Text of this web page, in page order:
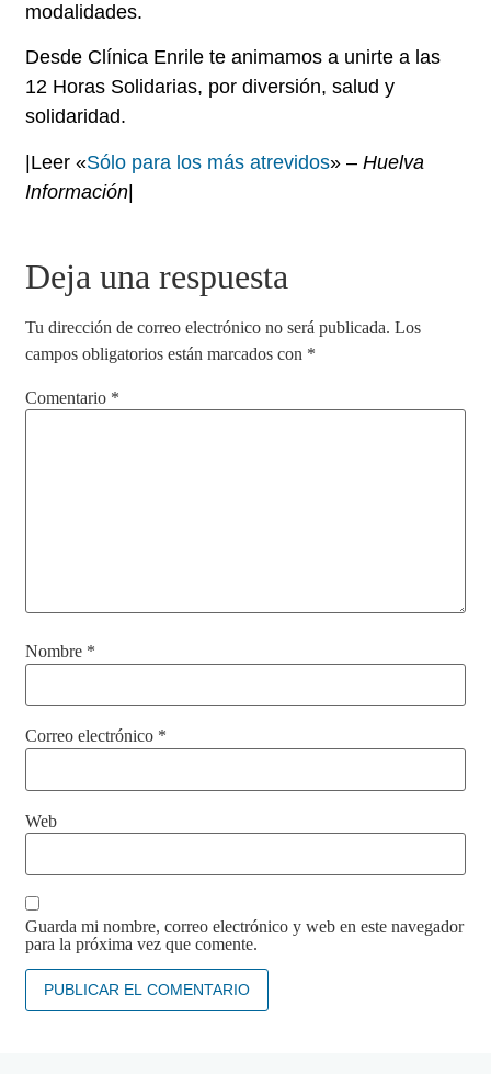
modalidades.
Desde Clínica Enrile te animamos a unirte a las
12 Horas Solidarias, por diversión, salud y
solidaridad.
|Leer «Sólo para los más atrevidos» –Huelva
Información|
Deja una respuesta
Tu dirección de correo electrónico no será publicada. Los
campos obligatorios están marcados con *
Comentario *
Nombre *
Correo electrónico *
Web
Guarda mi nombre, correo electrónico y web en este navegador
para la próxima vez que comente.